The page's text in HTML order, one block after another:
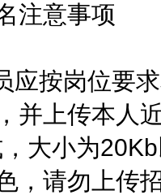
意事项
按岗位要求
并上传本人
大小为
，请勿上传